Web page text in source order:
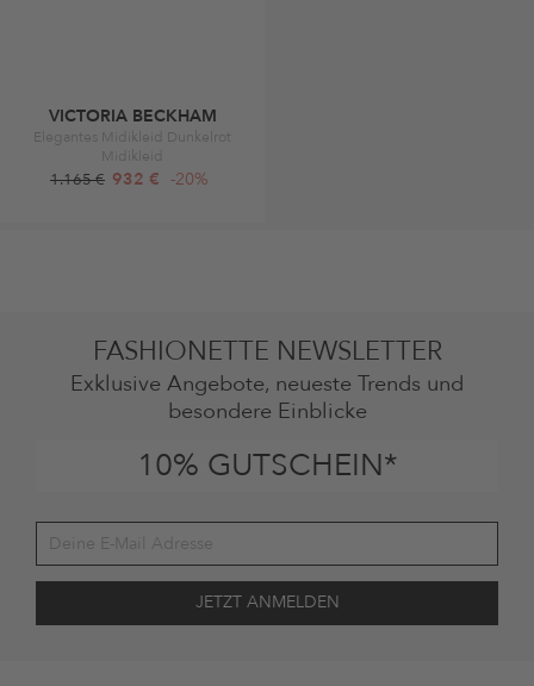
VICTORIA BECKHAM
Elegantes Midikleid Dunkelrot
Midikleid
1.165 € 932 € -20%
FASHIONETTE NEWSLETTER
Exklusive Angebote, neueste Trends und
besondere Einblicke
10% GUTSCHEIN*